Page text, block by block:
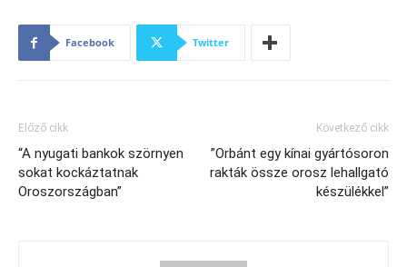
Facebook Twitter
Előző cikk
“A nyugati bankok szörnyen
sokat kockáztatnak
Oroszországban”
Következő cikk
”Orbánt egy kínai gyártósoron
rakták össze orosz lehallgató
készülékkel”